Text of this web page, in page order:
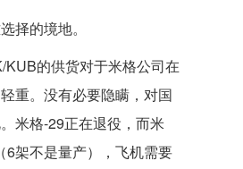
择的境地。
KUB的供货对于米格公司在
重。没有必要隐瞒，对国
米格-29正在退役，而米
6架不是量产），飞机需要